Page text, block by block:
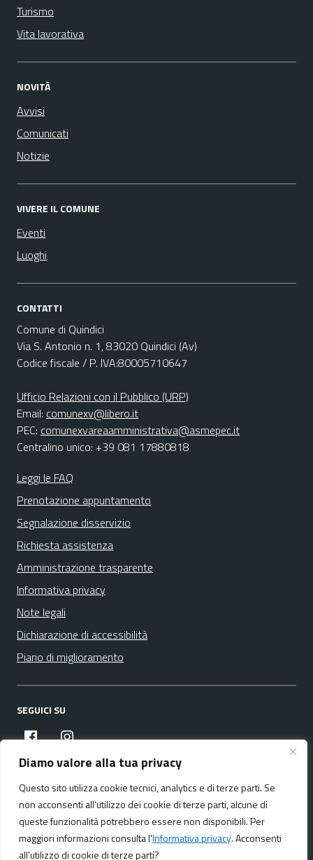
Diamo valore alla tua privacy
Questo sito utilizza cookie tecnici, analytics e di terze parti. Se
non acconsenti all'utilizzo dei cookie di terze parti, alcune di
queste funzionalità potrebbero essere non disponibili. Per
maggiori informazioni consulta l'Informativa privacy. Acconsenti
all'utilizzo di cookie di terze parti?
Turismo
Vita lavorativa
NOVITÀ
Avvisi
Comunicati
Notizie
VIVERE IL COMUNE
Eventi
Luoghi
CONTATTI
Comune di Quindici
Via S. Antonio n. 1, 83020 Quindici (Av)
Codice fiscale / P. IVA:80005710647
Ufficio Relazioni con il Pubblico (URP)
Email: comunexv@libero.it
PEC: comunexvareaamministrativa@asmepec.it
Centralino unico: +39 081 17880818
Leggi le FAQ
Prenotazione appuntamento
Segnalazione disservizio
Richiesta assistenza
Amministrazione trasparente
Informativa privacy
Note legali
Dichiarazione di accessibilità
Piano di miglioramento
SEGUICI SU
facebookinstagram
Media policy Mappa del sito